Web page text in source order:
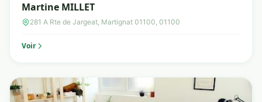
Martine MILLET
281 A Rte de Jargeat, Martignat 01100, 01100
Voir